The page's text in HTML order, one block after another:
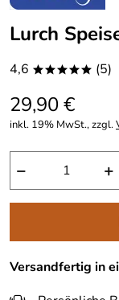
Lurch
4,6 ***** (5)
29,90 €
inkl. 19% MwSt., zzgl.
− +
Versandfertig in